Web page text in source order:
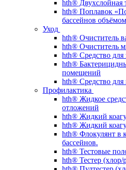
hth® Двухслойная
hth® Поплавок
бассейнов
Уход
hth® Очиститель
hth® Очиститель
hth® Средство для
hth®
помещений
hth® Средство для
Профилактика
hth® Жидкое
отложений
hth® Жидкий
hth® Жидкий
hth® Флокулянт в
бассейнов.
hth® Тестовые
hth® Тестер (хлор/